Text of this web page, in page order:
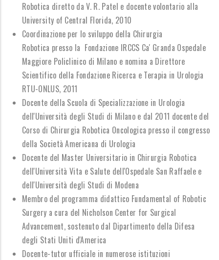
Robotica diretto da V. R. Patel e docente volontario alla
University of Central Florida, 2010
Coordinazione per lo sviluppo della Chirurgia
Robotica presso la Fondazione IRCCS Ca' Granda Ospedale
Maggiore Policlinico di Milano e nomina a Direttore
Scientifico della Fondazione Ricerca e Terapia in Urologia
RTU-ONLUS, 2011
Docente della Scuola di Specializzazione in Urologia
dell'Università degli Studi di Milano e dal 2011 docente del
Corso di Chirurgia Robotica Oncologica presso il congresso
della Società Americana di Urologia
Docente del Master Universitario in Chirurgia Robotica
dell'Università Vita e Salute dell'Ospedale San Raffaele e
dell'Università degli Studi di Modena
Membro del programma didattico Fundamental of Robotic
Surgery a cura del Nicholson Center for Surgical
Advancement, sostenuto dal Dipartimento della Difesa
degli Stati Uniti d'America
Docente-tutor ufficiale in numerose istituzioni